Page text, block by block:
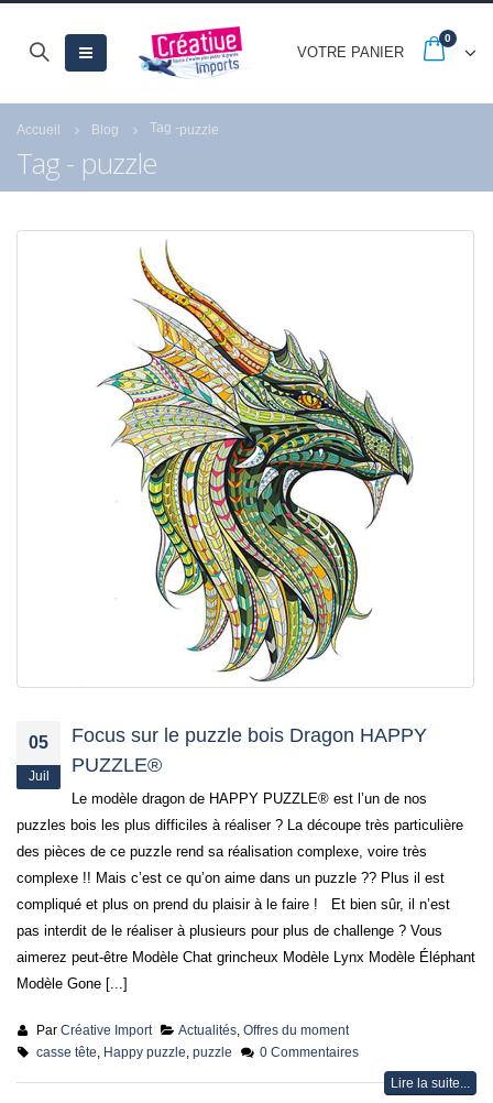
VOTRE PANIER
0
Accueil Blog Tag -puzzle
Tag - puzzle
05
Juil
Focus sur le puzzle bois Dragon HAPPY
PUZZLE®
Le modèle dragon de HAPPY PUZZLE® est l’un de nos
puzzles bois les plus difficiles à réaliser ? La découpe très particulière
des pièces de ce puzzle rend sa réalisation complexe, voire très
complexe !! Mais c’est ce qu’on aime dans un puzzle ?? Plus il est
compliqué et plus on prend du plaisir à le faire ! Et bien sûr, il n’est
pas interdit de le réaliser à plusieurs pour plus de challenge ? Vous
aimerez peut-être Modèle Chat grincheux Modèle Lynx Modèle Éléphant
Modèle Gone [...]
Par Créative Import Actualités ,Offres du moment
casse tête
Happy puzzle puzzle 0 Commentaires
Lire la suite...
-20% jusqu’au 30
septembre avec les
French Days
Quels sont les
21 juillet 2026
Profitez des Soldes
jusqu’au 21 juillet
24 juin 2026